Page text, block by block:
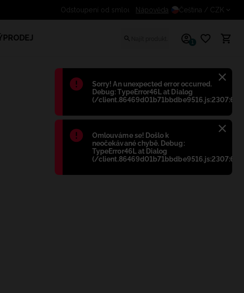
Błąd:
Sorry! An unexpected error occurred.
Debug: TypeError46L at Dialog
(/
Błąd:
Omlouváme se! Došlo k
neočekávané chybě. Debug:
TypeError46L at Dialog
(/
Odstoupení od smlouvy
Nápověda Čeština / CZK
1